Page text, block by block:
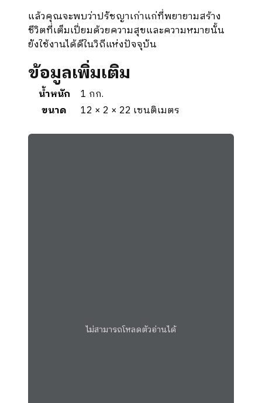
แล้วคุณจะพบว่าปรัชญาเก่าแก่ที่พยายามสร้าง
ชีวิตที่เต็มเปี่ยมด้วยความสุขและความหมายนั้น
ยังใช้งานได้ดีในวิถีแห่งปัจจุบัน
ข้อมูลเพิ่มเติม
น้ำหนัก
1 กก.
ขนาด
12 × 2 × 22 เซนติเมตร
ไม่สามารถโหลดตัวอ่านได้